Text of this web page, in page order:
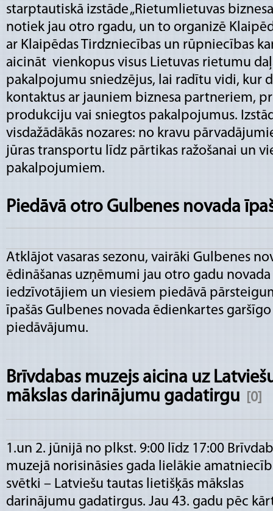
starptautiskā izstāde „Rietumlietuvas
notiek jau otro rgadu, un to organizē
ar Klaipēdas Tirdzniecības un rūpniecības
aicināt vienkopus visus Lietuvas rietumu
pakalpojumu sniedzējus, lai radītu vidi, kur
kontaktus ar jauniem biznesa partneriem,
produkciju vai sniegtos pakalpojumus.
visdažādākās nozares: no kravu
jūras transportu līdz pārtikas ražošanai un
pakalpojumiem.
Piedāvā otro Gulbenes novada
Atklājot vasaras sezonu, vairāki Gulbenes
ēdināšanas uzņēmumi jau otro gadu novada
iedzīvotājiem un viesiem piedāvā
īpašās Gulbenes novada ēdienkartes garšīgo
piedāvājumu.
Brīvdabas muzejs aicina uz
mākslas darinājumu gadatirgu
[0]
1.un 2. jūnijā no plkst. 9:00 līdz 17:00
muzejā norisināsies gada lielākie
svētki – Latviešu tautas lietišķās mākslas
darinājumu gadatirgus. Jau 43. gadu pēc